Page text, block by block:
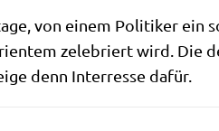
von einem Poli­ti­ker ein
zele­briert wird. Die
denn Inter­res­se dafür.